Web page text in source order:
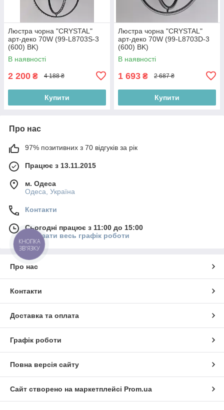
Люстра чорна "CRYSTAL"
арт-деко 70W (99-L8703S-3
(600) BK)
В наявності
2 200 ₴ 4 188 ₴
Купити
Люстра чорна "CRYSTAL"
арт-деко 70W (99-L8703D-3
(600) BK)
В наявності
1 693 ₴ 2 687 ₴
Купити
Про нас
97% позитивних з 70 відгуків за рік
Працює з 13.11.2015
м. Одеса
Одеса, Україна
Контакти
Сьогодні працює з 11:00 до 15:00
Показати весь графік роботи
Про нас
Контакти
Доставка та оплата
Графік роботи
Повна версія сайту
Сайт створено на маркетплейсі Prom.ua
КНОПКА
ЗВ'ЯЗКУ